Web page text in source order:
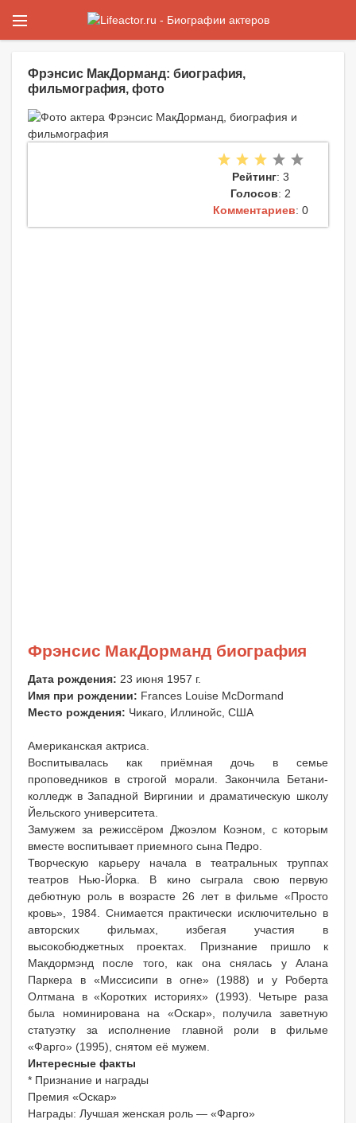
Фрэнсис МакДорманд: биография,
фильмография, фото
Рейтинг: 3
Голосов: 2
Комментариев: 0
Фрэнсис МакДорманд биография
Дата рождения: 23 июня 1957 г.
Имя при рождении: Frances Louise McDormand
Место рождения: Чикаго, Иллинойс, США
Aмериканская актриса.
Воспитывалась как приёмная дочь в семье
проповедников в строгой морали. Закончила Бетани-
колледж в Западной Виргинии и драматическую школу
Йельского университета.
Замужем за режиссёром Джоэлом Коэном, с которым
вместе воспитывает приемного сына Педро.
Творческую карьеру начала в театральных труппах
театров Нью-Йорка. В кино сыграла свою первую
дебютную роль в возрасте 26 лет в фильме «Просто
кровь», 1984. Снимается практически исключительно в
авторских фильмах, избегая участия в
высокобюджетных проектах. Признание пришло к
Макдормэнд после того, как она снялась у Алана
Паркера в «Миссисипи в огне» (1988) и у Роберта
Олтмана в «Коротких историях» (1993). Четыре раза
была номинирована на «Оскар», получила заветную
статуэтку за исполнение главной роли в фильме
«Фарго» (1995), снятом её мужем.
Интересныe факты
* Признание и награды
Премия «Оскар»
Награды: Лучшая женская роль — «Фарго»